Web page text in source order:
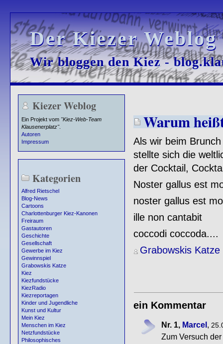
Der Kiezer
Der Kiezer
Wir bloggen den Kiez -
Wir bloggen den Kiez -
Kiezer Weblog
Ein Projekt vom "Kiez-Web-Team
Klausenerplatz".
Autoren
Impressum
Kategorien
Alfred Rietschel
Blog-News
Cartoons
Charlottenburger Kiez-Kanonen
Freiraum
Gastautoren
Geschichte
Gesellschaft
Gewerbe im Kiez
Gewinnspiel
Grabowskis Katze
Kiez
Kiezfundstücke
KiezRadio
Kiezreportagen
Kinder und Jugendliche
Kunst und Kultur
Mein Kiez
Menschen im Kiez
Netzfundstücke
Philosophisches
Warum
Als wir beim
stellte sich die
der Cocktail,
Noster gallus est
noster gallus est
ille non cantabit
coccodi coccoda....
Grabowskis Katze
ein Kommentar
Nr. 1, Marcel,
Zum Versuch